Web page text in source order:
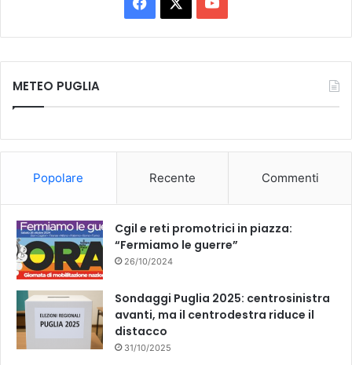
a
c
k
o
u
METEO PUGLIA
Popolare Recente Commenti
Cgil e reti promotrici in piazza:
“Fermiamo le guerre”
26/10/2024
Sondaggi Puglia 2025: centrosinistra
avanti, ma il centrodestra riduce il
distacco
31/10/2025